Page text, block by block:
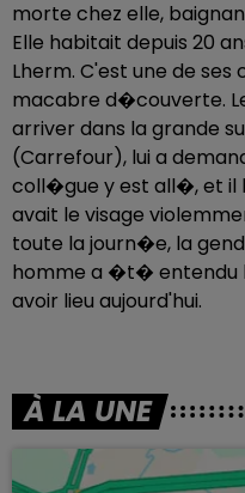
morte chez elle,
Elle habitait depuis 20
Lherm. C'est une de
macabre d�couverte.
arriver dans la grande
(Carrefour), lui a
coll�gue y est all�, et il
avait le visage
toute la journ�e, la
homme a �t� entendu
avoir lieu aujourd'hui.
À LA UNE